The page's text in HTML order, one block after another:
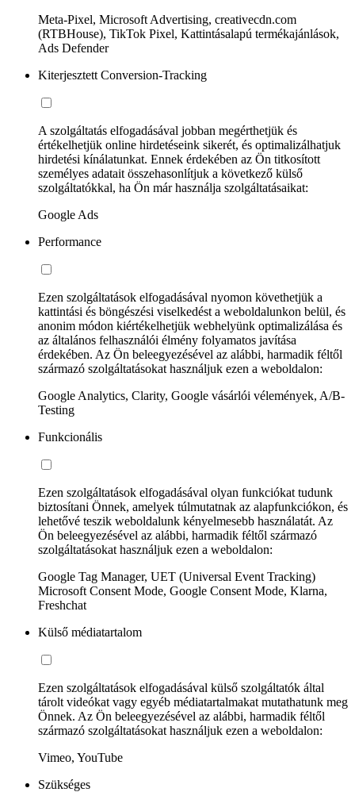
Meta-Pixel, Microsoft Advertising, creativecdn.com
(RTBHouse), TikTok Pixel, Kattintásalapú termékajánlások,
Ads Defender
Kiterjesztett Conversion-Tracking
A szolgáltatás elfogadásával jobban megérthetjük és
értékelhetjük online hirdetéseink sikerét, és optimalizálhatjuk
hirdetési kínálatunkat. Ennek érdekében az Ön titkosított
személyes adatait összehasonlítjuk a következő külső
szolgáltatókkal, ha Ön már használja szolgáltatásaikat:
Google Ads
Performance
Ezen szolgáltatások elfogadásával nyomon követhetjük a
kattintási és böngészési viselkedést a weboldalunkon belül, és
anonim módon kiértékelhetjük webhelyünk optimalizálása és
az általános felhasználói élmény folyamatos javítása
érdekében. Az Ön beleegyezésével az alábbi, harmadik féltől
származó szolgáltatásokat használjuk ezen a weboldalon:
Google Analytics, Clarity, Google vásárlói vélemények, A/B-
Testing
Funkcionális
Ezen szolgáltatások elfogadásával olyan funkciókat tudunk
biztosítani Önnek, amelyek túlmutatnak az alapfunkciókon, és
lehetővé teszik weboldalunk kényelmesebb használatát. Az
Ön beleegyezésével az alábbi, harmadik féltől származó
szolgáltatásokat használjuk ezen a weboldalon:
Google Tag Manager, UET (Universal Event Tracking)
Microsoft Consent Mode, Google Consent Mode, Klarna,
Freshchat
Külső médiatartalom
Ezen szolgáltatások elfogadásával külső szolgáltatók által
tárolt videókat vagy egyéb médiatartalmakat mutathatunk meg
Önnek. Az Ön beleegyezésével az alábbi, harmadik féltől
származó szolgáltatásokat használjuk ezen a weboldalon:
Vimeo, YouTube
Szükséges